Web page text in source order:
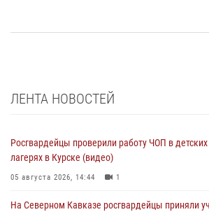
ЛЕНТА НОВОСТЕЙ
Росгвардейцы проверили работу ЧОП в
лагерях в Курске (видео)
05 августа 2026, 14:44 1
На Северном Кавказе росгвардейцы приняли